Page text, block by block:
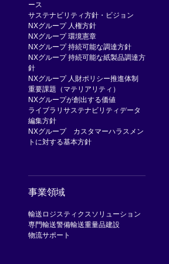
ース
サステナビリティ方針・ビジョン
NXグループ 人権方針
NXグループ 環境憲章
NXグループ 持続可能な調達方針
NXグループ 持続可能な紙製品調達方
針
NXグループ 人財ポリシー推進体制
重要課題（マテリアリティ）
NXグループが創出する価値
ライブラリ サステナビリティデータ
編集方針
NXグループ カスタマーハラスメン
トに対する基本方針
事業領域
輸送 ロジスティクスソリューション
専門輸送警備輸送重量品建設
物流サポート